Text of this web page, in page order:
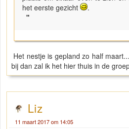
het eerste gezicht
.
"
Het nestje is gepland zo half
bij dan zal ik het hier thuis in de
Liz
11 maart 2017 om 14:05